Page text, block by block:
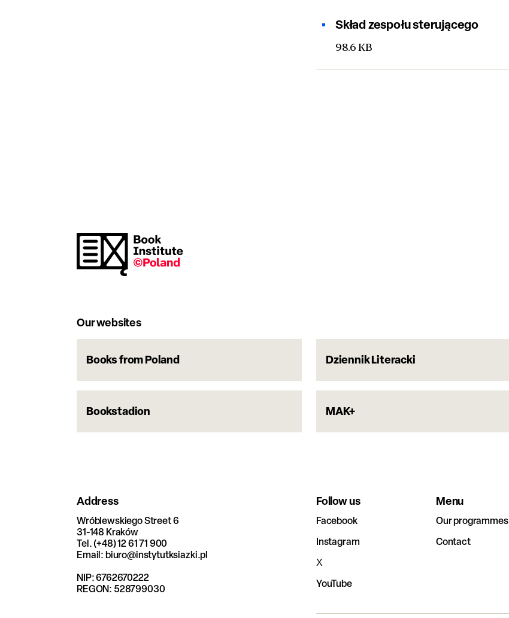
Skład zespołu sterującego
98.6 KB
Our websites
Books from Poland Dziennik Literacki
Bookstadion MAK+
Address
Wróblewskiego Street 6
31-148 Kraków
Tel. (+48) 12 61 71 900
Email: biuro@instytutksiazki.pl
NIP: 6762670222
REGON: 528799030
Follow us
Facebook
Instagram
X
YouTube
Menu
Our programmes
Contact